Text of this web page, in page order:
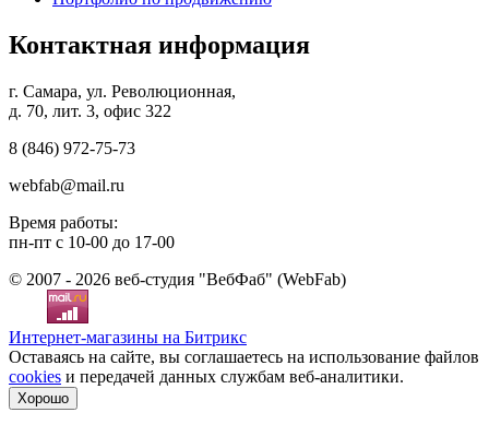
Контактная информация
г. Самара, ул. Революционная,
д. 70, лит. 3, офис 322
8 (846) 972-75-73
webfab@mail.ru
Время работы:
пн-пт с 10-00 до 17-00
© 2007 - 2026 веб-студия "ВебФаб" (WebFab)
Интернет-магазины на Битрикс
Оставаясь на сайте, вы соглашаетесь на использование файлов
cookies и передачей данных службам веб-аналитики.
Хорошо